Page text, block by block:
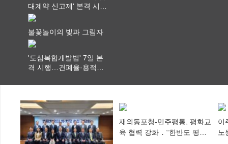
대계약 신고제' 본격 시
행…실거래가 투명화 기
불꽃놀이의 빛과 그림자
'도심복합개발법' 7일 본
격 시행…건폐율·용적률
재외동포청-민주평통, 평화교
육 협력 강화 ․ “한반도 평화,
이
노